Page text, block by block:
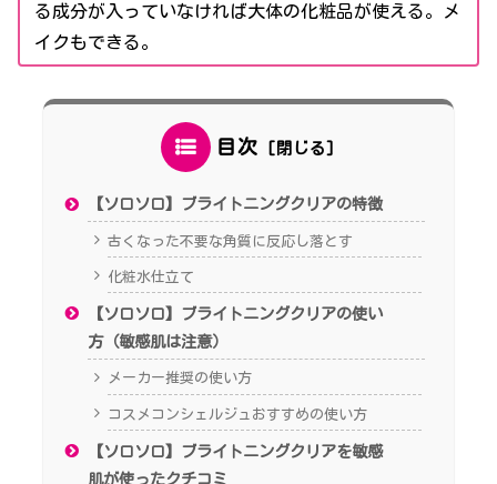
る成分が入っていなければ大体の化粧品が使える。メ
イクもできる。
目次
【ソロソロ】ブライトニングクリアの特徴
古くなった不要な角質に反応し落とす
化粧水仕立て
【ソロソロ】ブライトニングクリアの使い
方（敏感肌は注意）
メーカー推奨の使い方
コスメコンシェルジュおすすめの使い方
【ソロソロ】ブライトニングクリアを敏感
肌が使ったクチコミ